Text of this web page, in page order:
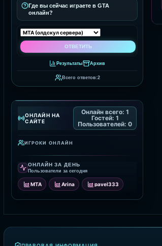
Где вы сейчас играете в GTA
онлайн?
Результаты Архив
Всего ответов:2
ОНЛАЙН НА
САЙТЕ
Онлайн всего: 1
Гостей: 1
Пользователей: 0
ИГРОКИ ОНЛАЙН
ОНЛАЙН ЗА ДЕНЬ
Пользователи за сегодня
MTA Arina pavel333